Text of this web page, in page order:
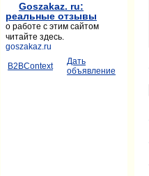
Goszakaz. ru:
реальные отзывы
о работе с этим сайтом
читайте здесь.
goszakaz.ru
B2BContext
Дать
объявление